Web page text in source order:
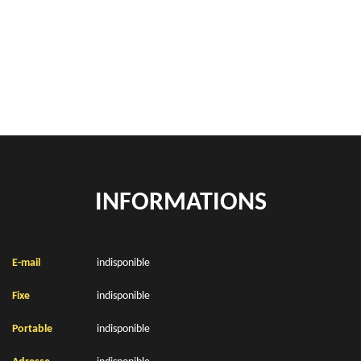
INFORMATIONS
E-mail indisponible
Fixe indisponible
Portable indisponible